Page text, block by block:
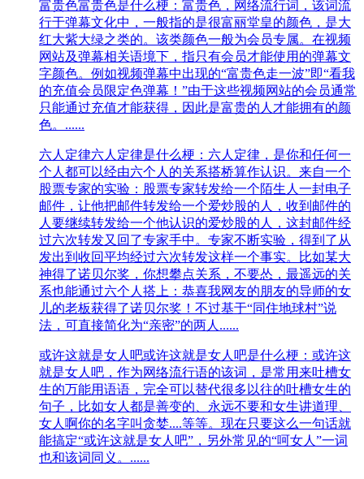
富贵色富贵色是什么梗：富贵色，网络流行词，该词流
行于弹幕文化中，一般指的是很富丽堂皇的颜色，是大
红大紫大绿之类的。该类颜色一般为会员专属。在视频
网站及弹幕相关语境下，指只有会员才能使用的弹幕文
字颜色。例如视频弹幕中出现的“富贵色走一波”即“看我
的充值会员限定色弹幕！”由于这些视频网站的会员通常
只能通过充值才能获得，因此是富贵的人才能拥有的颜
色。......
六人定律六人定律是什么梗：六人定律，是你和任何一
个人都可以经由六个人的关系搭桥算作认识。来自一个
股票专家的实验：股票专家转发给一个陌生人一封电子
邮件，让他把邮件转发给一个爱炒股的人，收到邮件的
人要继续转发给一个他认识的爱炒股的人，这封邮件经
过六次转发又回了专家手中。专家不断实验，得到了从
发出到收回平均经过六次转发这样一个事实。比如某大
神得了诺贝尔奖，你想攀点关系，不要怂，最遥远的关
系也能通过六个人搭上：恭喜我网友的朋友的导师的女
儿的老板获得了诺贝尔奖！不过基于“同住地球村”说
法，可直接简化为“亲密”的两人......
或许这就是女人吧或许这就是女人吧是什么梗：或许这
就是女人吧，作为网络流行语的该词，是常用来吐槽女
生的万能用语语，完全可以替代很多以往的吐槽女生的
句子，比如女人都是善变的、永远不要和女生讲道理、
女人啊你的名字叫贪婪....等等。现在只要这么一句话就
能搞定“或许这就是女人吧”，另外常见的“呵女人”一词
也和该词同义。......